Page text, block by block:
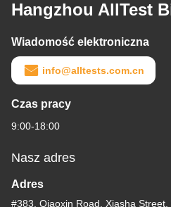
Hangzhou AllTest
Wiadomość elektroniczna
info@alltests.com.cn
Czas pracy
9:00-18:00
Nasz adres
Adres
#383, Qiaoxin Road, Xiasha